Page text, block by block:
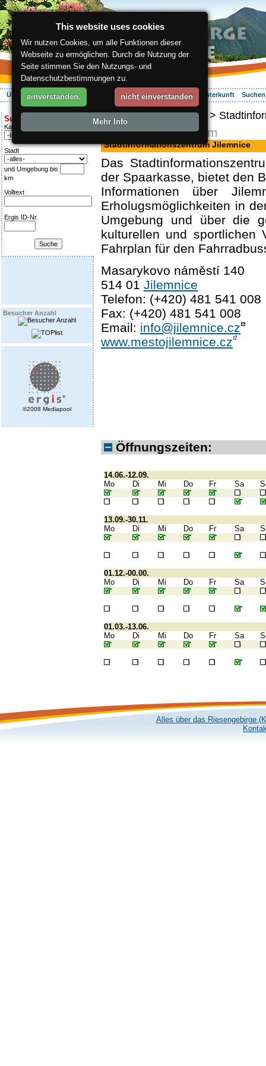
Über die Region Aktiv Erleben Entspannung Ihr Urlaub Unterkunft
Suche:
Kategorie
Stadt
und Umgebung bis
km
Volltext
Ergis ID-Nr.
Besucher Anzahl
©2008 Mediapool
ergis.cz>Info Service >
Informationszentrum
Stadtinformationszentrum Jilemnice
Das
der Spaarkasse, bietet den
Informationen über
Erholugsmöglichkeiten in
Umgebung und über die
kulturellen und sportlichen
Fahrplan für den
Masarykovo náměstí 140
514 01 Jilemnice
Telefon: (+420) 481 541 008
Fax: (+420) 481 541 008
Email: info@jilemnice.cz
www.mestojilemnice.cz
Öffnungszeiten:
14.06.-12.09.
Mo
Di Mi Do Fr Sa
13.09.-30.11.
Mo
Di Mi Do Fr Sa
01.12.-00.00.
Mo
Di Mi Do Fr Sa
01.03.-13.06.
Mo
Di Mi Do Fr Sa
Alles über das Riesengebirge
This website uses cookies
Wir nutzen Cookies, um alle Funktionen dieser
Webseite zu ermöglichen. Durch die Nutzung der
Seite stimmen Sie den Nutzungs- und
Datenschutzbestimmungen zu.
einverstanden. nicht einverstanden
Mehr Info